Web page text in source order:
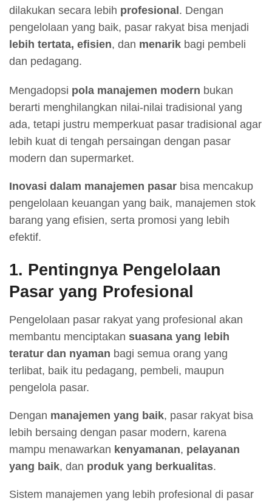
dilakukan secara lebih profesional. Dengan
pengelolaan yang baik, pasar rakyat bisa menjadi
lebih tertata, efisien, dan menarik bagi pembeli
dan pedagang.
Mengadopsi pola manajemen modern bukan
berarti menghilangkan nilai-nilai tradisional yang
ada, tetapi justru memperkuat pasar tradisional agar
lebih kuat di tengah persaingan dengan pasar
modern dan supermarket.
Inovasi dalam manajemen pasar bisa mencakup
pengelolaan keuangan yang baik, manajemen stok
barang yang efisien, serta promosi yang lebih
efektif.
1. Pentingnya Pengelolaan
Pasar yang Profesional
Pengelolaan pasar rakyat yang profesional akan
membantu menciptakan suasana yang lebih
teratur dan nyaman bagi semua orang yang
terlibat, baik itu pedagang, pembeli, maupun
pengelola pasar.
Dengan manajemen yang baik, pasar rakyat bisa
lebih bersaing dengan pasar modern, karena
mampu menawarkan kenyamanan, pelayanan
yang baik, dan produk yang berkualitas.
Sistem manajemen yang lebih profesional di pasar